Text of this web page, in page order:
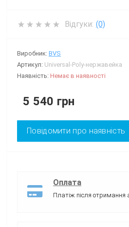
Відгуки: (0)
Виробник: BVS
Артикул: Universal-Poly-нержавейка
Наявність: Немає в наявності
5 540 грн
Повідомити про наявність
Оплата
Платіж після отримання